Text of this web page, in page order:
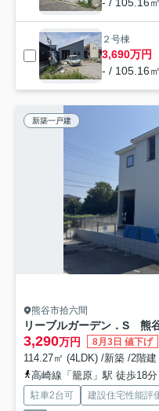
２号棟
3,690万円
- / 105.16
新築一戸建
熊谷市拾六間
リーブルガーデン．S 熊
3,290万円 8月3日 値下げ
114.27㎡ (4LDK) /新築 /2階建
高崎線「籠原」駅 徒歩18分
駐車2台可 建設住宅性能評